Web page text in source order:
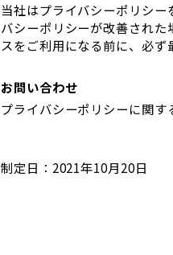
当社はプライバシーポリシ
バシーポリシーが改善され
スをご利用になる前に、必ず
お問い合わせ
プライバシーポリシーに関す
制定日：2021年10月20日